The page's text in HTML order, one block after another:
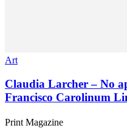
Art
Claudia Larcher – No
Francisco Carolinum
Print Magazine